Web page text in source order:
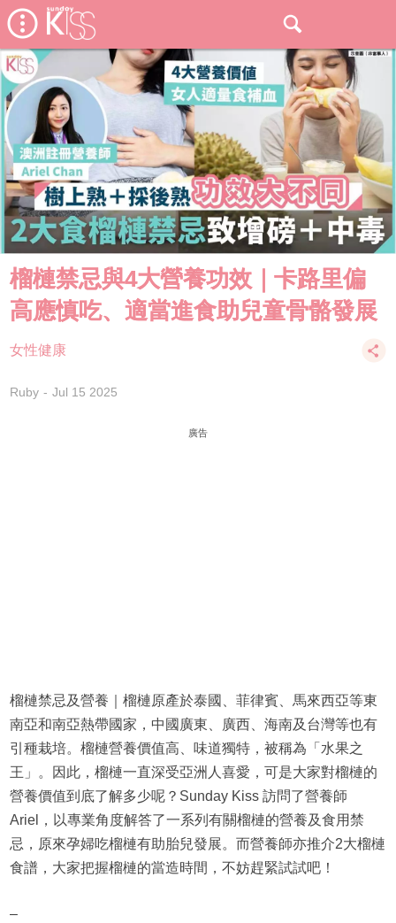
榴槤禁忌與4大營養功效｜卡路里偏
高應慎吃、適當進食助兒童骨骼發展
女性健康
Ruby Jul 15 2025
廣告
榴槤禁忌及營養｜榴槤原產於泰國、菲律賓、馬來西亞等東
南亞和南亞熱帶國家，中國廣東、廣西、海南及台灣等也有
引種栽培。榴槤營養價值高、味道獨特，被稱為「水果之
王」。因此，榴槤一直深受亞洲人喜愛，可是大家對榴槤的
營養價值到底了解多少呢？Sunday Kiss 訪問了營養師
Ariel，以專業角度解答了一系列有關榴槤的營養及食用禁
忌，原來孕婦吃榴槤有助胎兒發展。而營養師亦推介2大榴槤
食譜，大家把握榴槤的當造時間，不妨趕緊試試吧！
–